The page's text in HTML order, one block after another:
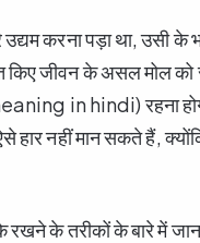
करना पड़ा था, उसी के
किए जीवन के असल मोल
in hindi) रहना
हार नहीं मान सकते हैं,
के तरीकों के बारे में